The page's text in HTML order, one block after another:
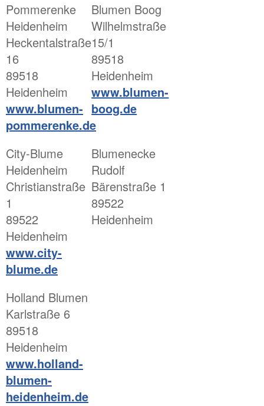
Pommerenke
Heidenheim
Heckentalstraße
16
89518
Heidenheim
www.blumen-
pommerenke.de
Blumen Boog
Wilhelmstraße
15/1
89518
Heidenheim
www.blumen-
boog.de
City-Blume
Heidenheim
Christianstraße
1
89522
Heidenheim
www.city-
blume.de
Blumenecke
Rudolf
Bärenstraße 1
89522
Heidenheim
Holland Blumen
Karlstraße 6
89518
Heidenheim
www.holland-
blumen-
heidenheim.de